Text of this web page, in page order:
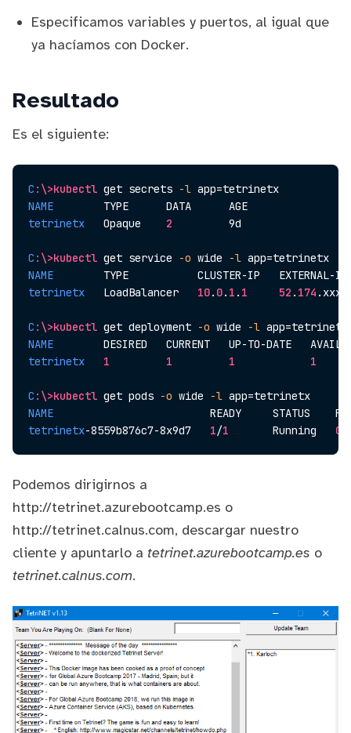
Especificamos variables y puertos, al igual que
ya hacíamos con Docker.
Resultado
Es el siguiente:
C :\>kubectl get secrets -l app=tetrinetx
NAME
        TYPE      DATA      AGE
tetrinetx
   Opaque
2
         9d
C :\>kubectl get service -o wide -l app=tetrinetx
NAME
TYPE           CLUSTER-IP   EXTERNAL-
tetrinetx
   LoadBalancer
10. 0. 1 . 1 52 . 174
C :\>kubectl get deployment -o wide -l app=tetrinetx
NAME
DESIRED   CURRENT   UP-TO-DATE
tetrinetx
1 1 1 1
C :\>kubectl get pods -o wide -l app=tetrinetx
NAME
READY     STATUS
tetrinetx-8559b876c7-8x9d7 1/1
       Running
0
Podemos dirigirnos a
http://tetrinet.azurebootcamp.es o
http://tetrinet.calnus.com, descargar nuestro
cliente y apuntarlo a tetrinet.azurebootcamp.es o
tetrinet.calnus.com.